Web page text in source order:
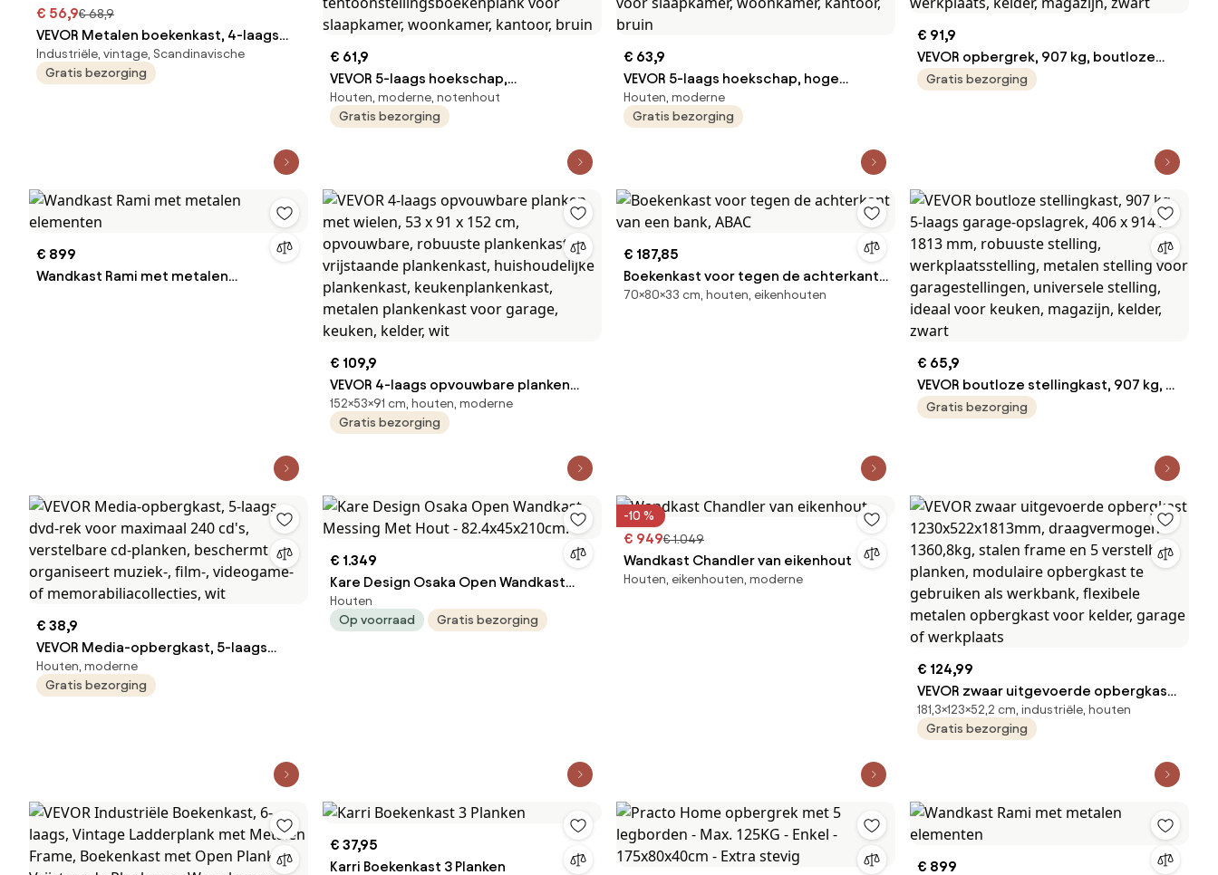
€ 56,9€ 68,9
VEVOR Metalen boekenkast, 4-laags
gebogen industriële boekenkast,
kleine vintage opbergboekenplank
Industriële, vintage, Scandinavische
Gratis bezorging
€ 61,9
VEVOR 5-laags hoekschap,
hoekstandaard met led-verlichting en
deuren, displayplank, opbergrek met
tentoonstellingsboekenplank voor
slaapkamer, woonkamer, kantoor, bruin
Houten, moderne, notenhout
Gratis bezorging
€ 63,9
VEVOR 5-laags hoekschap, hoge
hoekstandaard voor planten,
displayplank, opbergrek met metalen
plank, tentoonstellingsboekenplank
voor slaapkamer, woonkamer, kantoor,
bruin
Houten, moderne
Gratis bezorging
€ 91,9
VEVOR opbergrek, 907 kg, boutloze
stelling, kelderstelling, robuuste
Gratis bezorging
€ 899
Wandkast Rami met metalen
€ 109,9
VEVOR 4-laags opvouwbare planken
met wielen, 53 x 91 x 152 cm,
opvouwbare, robuuste plankenkast,
metalen plankenkast voor garage,
keuken, kelder, wit
152×53×91 cm, houten, moderne
Gratis bezorging
€ 187,85
Boekenkast voor tegen de achterkant
van een bank, ABAC
70×80×33 cm, houten, eikenhouten
€ 65,9
VEVOR boutloze stellingkast, 907 kg, 5-
laags garage-opslagrek, 406 x 914 x
stelling, ideaal voor keuken, magazijn,
kelder, zwart
Gratis bezorging
€ 38,9
VEVOR Media-opbergkast, 5-laags
dvd-rek voor maximaal 240 cd's,
verstelbare cd-planken, beschermt en
Houten, moderne
Gratis bezorging
€ 1.349
Kare Design Osaka Open Wandkast
Messing Met Hout - 82.4x45x210cm.
Houten
Op voorraad
Gratis bezorging
-10 %
€ 949€ 1.049
Wandkast Chandler van eikenhout
Houten, eikenhouten, moderne
€ 124,99
VEVOR zwaar uitgevoerde opbergkast
1230x522x1813mm, draagvermogen
1360,8kg, stalen frame en 5
opbergkast te gebruiken als werkbank,
flexibele metalen opbergkast voor
kelder, garage of werkplaats
181,3×123×52,2 cm, industriële, houten
Gratis bezorging
€ 37,95
Karri Boekenkast 3 Planken
€ 899